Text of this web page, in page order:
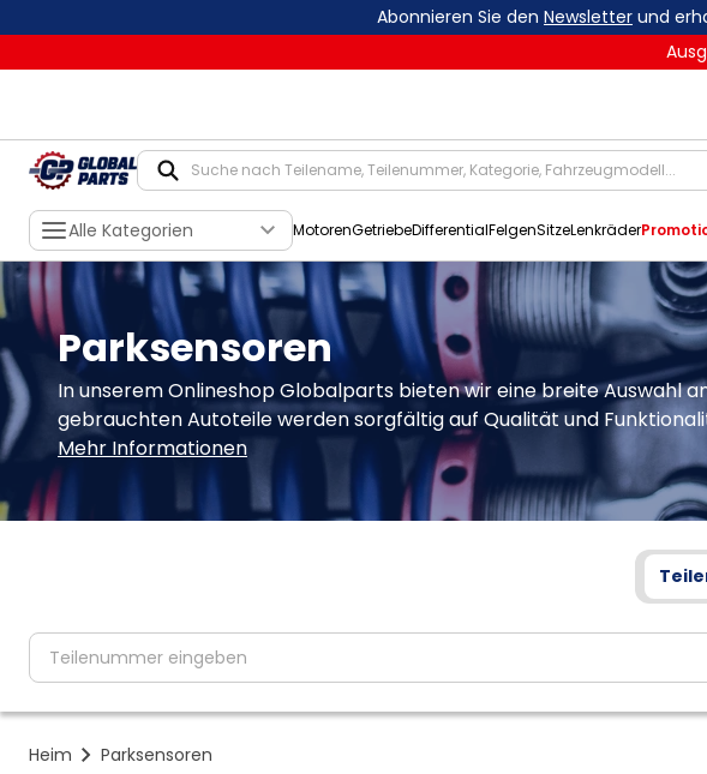
Abonnieren Sie den Newsletter und
Alle Kategorien MotorenGetriebeDifferentialFelgenSitzeLenkräder
Parksensoren
In unserem Onlineshop Globalparts bieten wir eine breite Auswahl
gebrauchten Autoteile werden sorgfältig auf Qualität und
Mehr Informationen
partNumber
Heim Parksensoren